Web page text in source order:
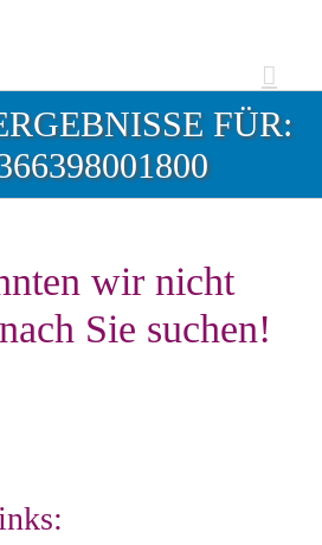
FÜR:
wir nicht
Sie suchen!